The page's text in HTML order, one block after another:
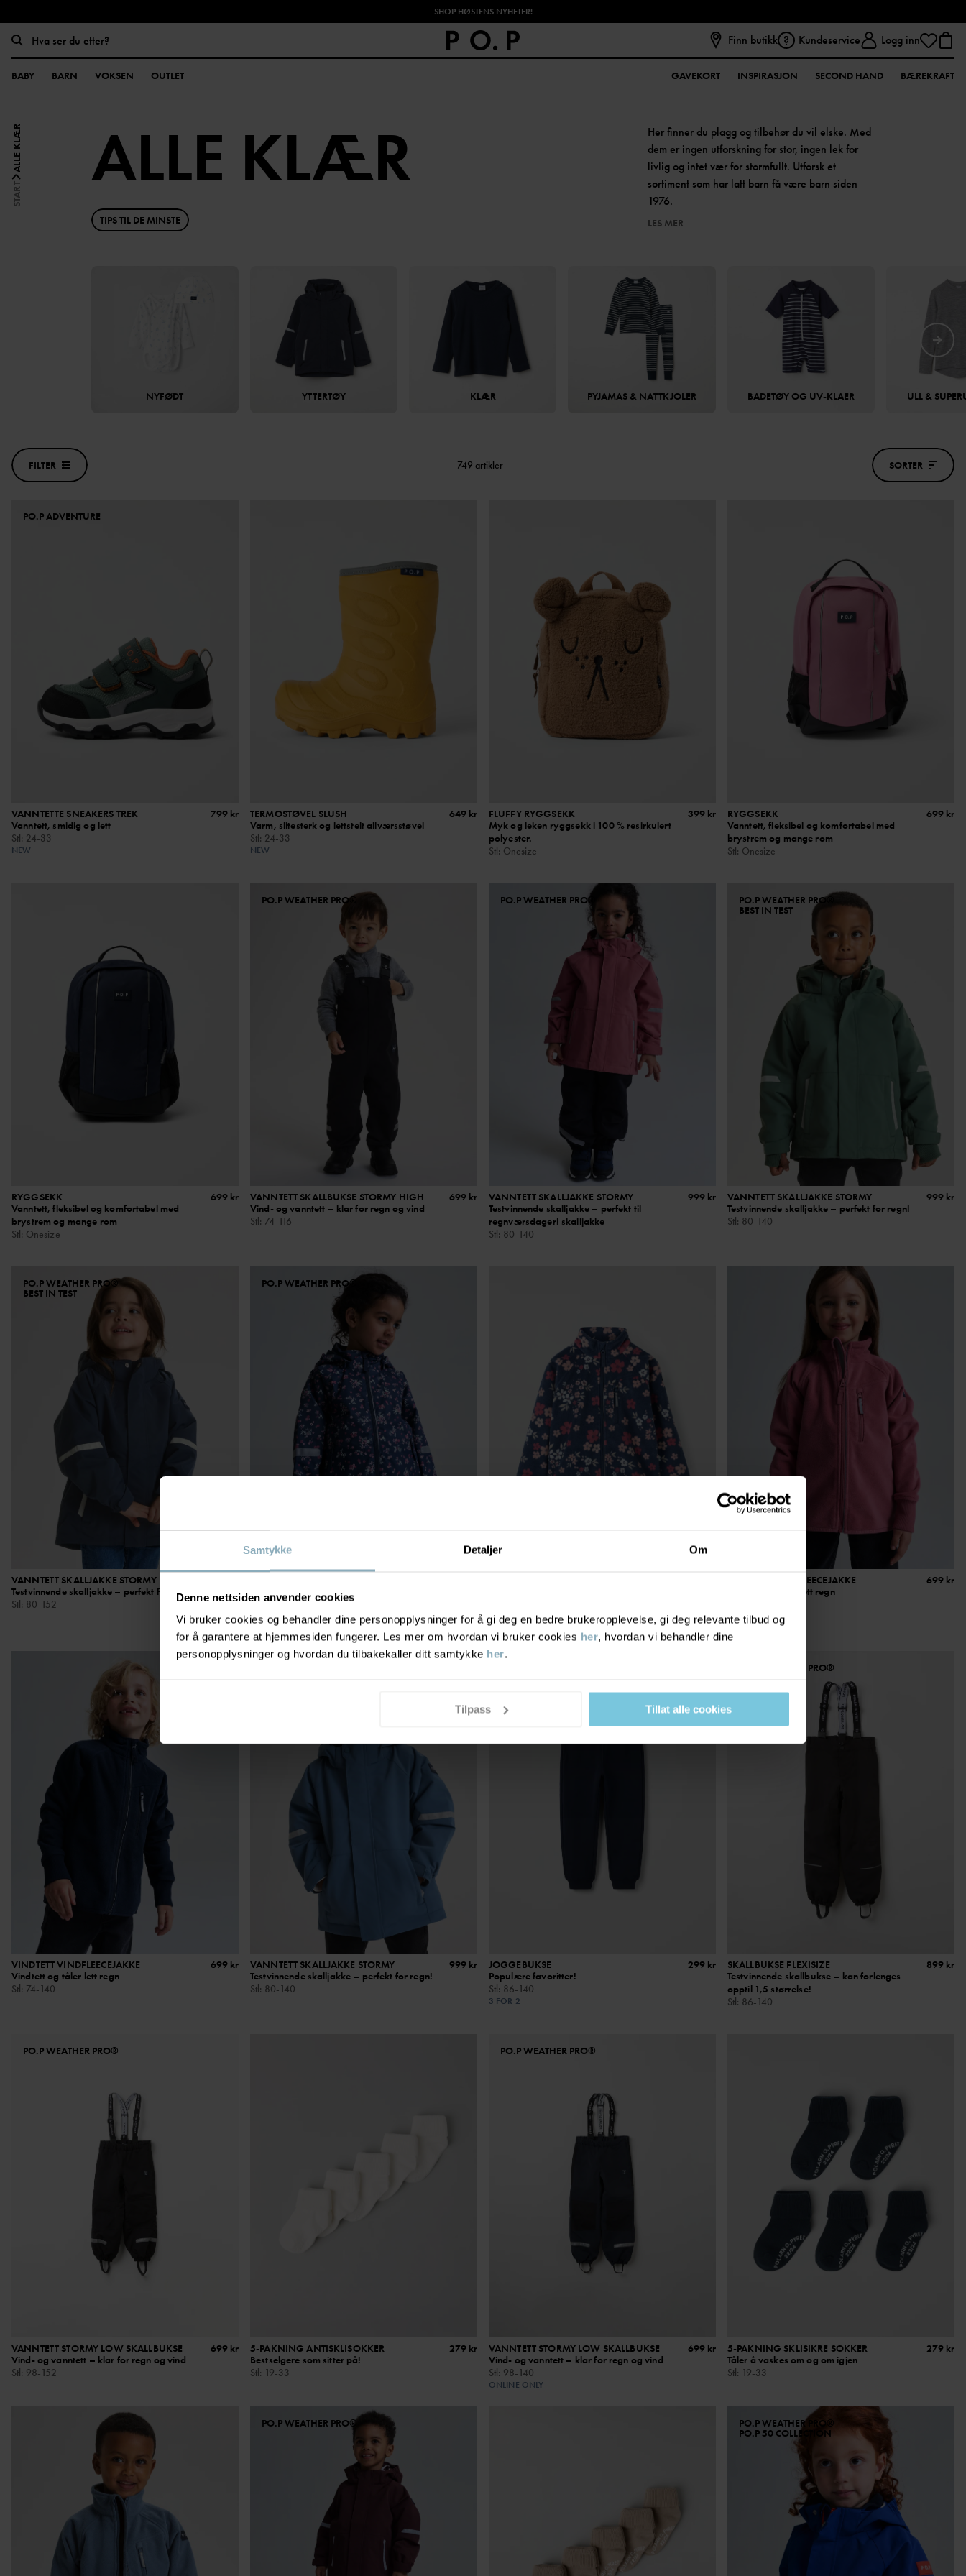
Samtykke Detaljer Om
Denne nettsiden anvender cookies
Vi bruker cookies og behandler dine personopplysninger for å gi deg en bedre brukeropplevelse, gi deg relevante tilbud og
for å garantere at hjemmesiden fungerer. Les mer om hvordan vi bruker cookies her, hvordan vi behandler dine
personopplysninger og hvordan du tilbakekaller ditt samtykke her.
Tilpass Tillat alle cookies
SHOP HØSTENS NYHETER!
Finn butikk Kundeservice Logg inn
BABY BARN VOKSEN OUTLET GAVEKORT INSPIRASJON SECOND HAND BÆREKRAFT
START
ALLE KLÆR ALLE KLÆR
TIPS TIL DE MINSTE
Her finner du plagg og tilbehør du vil elske. Med
dem er ingen utforskning for stor, ingen lek for
livlig og intet vær for stormfullt. Utforsk et
sortiment som har latt barn få være barn siden
1976.
LES MER
NYFØDT YTTERTØY KLÆR PYJAMAS & NATTKJOLER BADETØY OG UV-KLAER ULL &
FILTER 749 artikler SORTER
PO.P ADVENTURE
VANNTETTE SNEAKERS TREK
Vanntett, smidig og lett
Stl: 24-33
NEW
799 kr
TERMOSTØVEL SLUSH
Varm, slitesterk og lettstelt allværsstøvel
Stl: 24-33
NEW
649 kr
FLUFFY RYGGSEKK
Myk og leken ryggsekk i 100 % resirkulert
polyester.
Stl: Onesize
399 kr
RYGGSEKK
Vanntett, fleksibel og komfortabel med
brystrem og mange rom
Stl: Onesize
699 kr
RYGGSEKK
Vanntett, fleksibel og komfortabel med
brystrem og mange rom
Stl: Onesize
699 kr
PO.P WEATHER PRO®
VANNTETT SKALLBUKSE STORMY HIGH
Vind- og vanntett – klar for regn og vind
Stl: 74-116
699 kr
PO.P WEATHER PRO®
VANNTETT SKALLJAKKE STORMY
Testvinnende skalljakke – perfekt til
regnværsdager! skalljakke
Stl: 80-140
999 kr
PO.P WEATHER PRO®
BEST IN TEST
VANNTETT SKALLJAKKE STORMY
Testvinnende skalljakke – perfekt for regn!
Stl: 80-140
999 kr
PO.P WEATHER PRO®
BEST IN TEST
VANNTETT SKALLJAKKE STORMY
Testvinnende skalljakke – perfekt for regn!
Stl: 80-152
PO.P WEATHER PRO®
Testvinnende skalljakke i mykt materiale –
perfekt til regnværsdager! skalljakke
Stl: 80-140
VINDTETT VINDFLEECEJAKKE
Vindtett og tåler lett regn
699 kr
VINDTETT VINDFLEECEJAKKE
Vindtett og tåler lett regn
Stl : 74-140
699 kr
VANNTETT SKALLJAKKE STORMY
Testvinnende skalljakke – perfekt for regn!
Stl : 80-140
999 kr
JOGGEBUKSE
Populære favoritter!
Stl : 86-140
3 FOR 2
299 kr
PO.P WEATHER PRO®
SKALLBUKSE FLEXISIZE
Testvinnende skallbukse – kan forlenges
opptil 1,5 størrelse!
Stl : 86-140
899 kr
PO.P WEATHER PRO®
VANNTETT STORMY LOW SKALLBUKSE
Vind- og vanntett – klar for regn og vind
Stl: 98-152
699 kr
5-PAKNING ANTISKLISOKKER
Bestselgere som sitter på!
Stl: 19-33
279 kr
PO.P WEATHER PRO®
VANNTETT STORMY LOW SKALLBUKSE
Vind- og vanntett – klar for regn og vind
Stl: 98-140
ONLINE ONLY
699 kr
5-PAKNING SKLISIKRE SOKKER
Tåler å vaskes om og om igjen
Stl: 19-33
279 kr
PO.P WEATHER PRO® PO.P WEATHER PRO®
PO.P 50 COLLECTION